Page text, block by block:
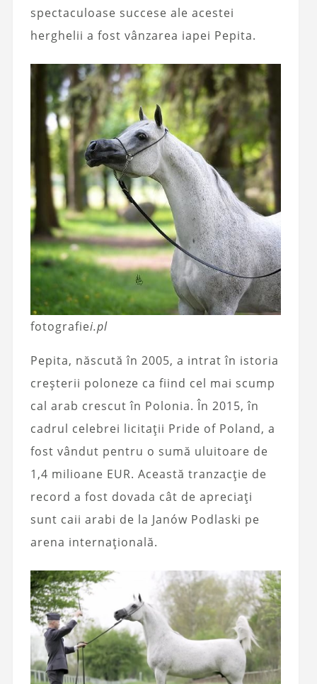
spectaculoase succese ale acestei
herghelii a fost vânzarea iapei Pepita.
fotografiei.pl
Pepita, născută în 2005, a intrat în istoria
creșterii poloneze ca fiind cel mai scump
cal arab crescut în Polonia. În 2015, în
cadrul celebrei licitații Pride of Poland, a
fost vândut pentru o sumă uluitoare de
1,4 milioane EUR. Această tranzacție de
record a fost dovada cât de apreciați
sunt caii arabi de la Janów Podlaski pe
arena internațională.